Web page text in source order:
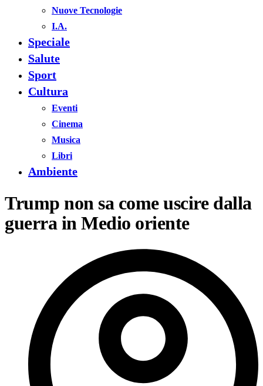
Nuove Tecnologie
I.A.
Speciale
Salute
Sport
Cultura
Eventi
Cinema
Musica
Libri
Ambiente
Trump non sa come uscire dalla
guerra in Medio oriente